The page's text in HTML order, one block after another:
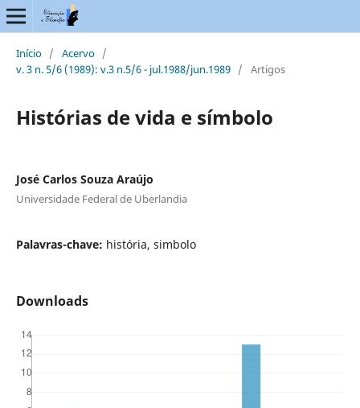
Início / Acervo /
v. 3 n. 5/6 (1989): v.3 n.5/6 - jul.1988/jun.1989 / Artigos
Histórias de vida e símbolo
José Carlos Souza Araújo
Universidade Federal de Uberlandia
Palavras-chave: história, simbolo
Downloads